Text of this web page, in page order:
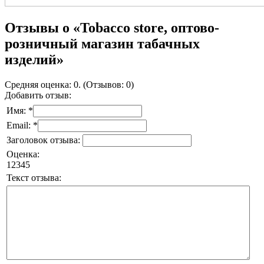
Отзывы о «Tobacco store, оптово-
розничный магазин табачных
изделий»
Средняя оценка: 0. (Отзывов: 0)
Добавить отзыв:
Имя: *
Email: *
Заголовок отзыва:
Оценка:
1 2345
Текст отзыва: